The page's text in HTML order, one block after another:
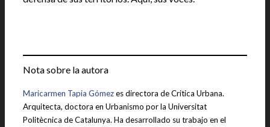
Nota sobre la autora
Maricarmen Tapia Gómezes directora de Critica Urbana.
Arquitecta, doctora en Urbanismo por la Universitat
Politècnica de Catalunya. Ha desarrollado su trabajo en el